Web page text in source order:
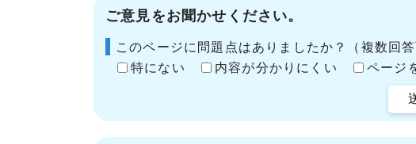
ご意見をお聞かせください。
このページに問題点はありましたか？（複数回答
特にない
内容が分かりにくい ページ